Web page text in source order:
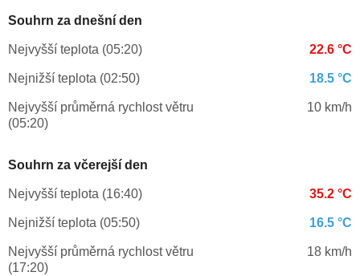
Souhrn za dnešní den
Nejvyšší teplota (05:20) 22.6 °C
Nejnižší teplota (02:50) 18.5 °C
Nejvyšší průměrná rychlost větru
(05:20)
10 km/h
Souhrn za včerejší den
Nejvyšší teplota (16:40) 35.2 °C
Nejnižší teplota (05:50) 16.5 °C
Nejvyšší průměrná rychlost větru
(17:20)
18 km/h